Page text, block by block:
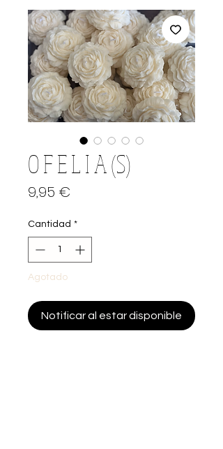
O F E L I A (S)
9,95 €
Cantidad *
Agotado
Notificar al estar disponible